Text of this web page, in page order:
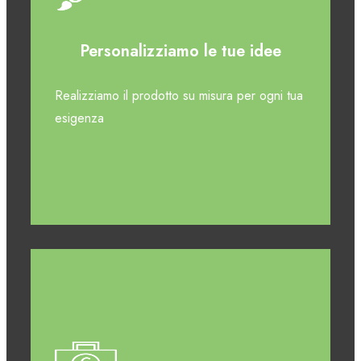
Personalizziamo le tue idee
Realizziamo il prodotto su misura per ogni tua
esigenza